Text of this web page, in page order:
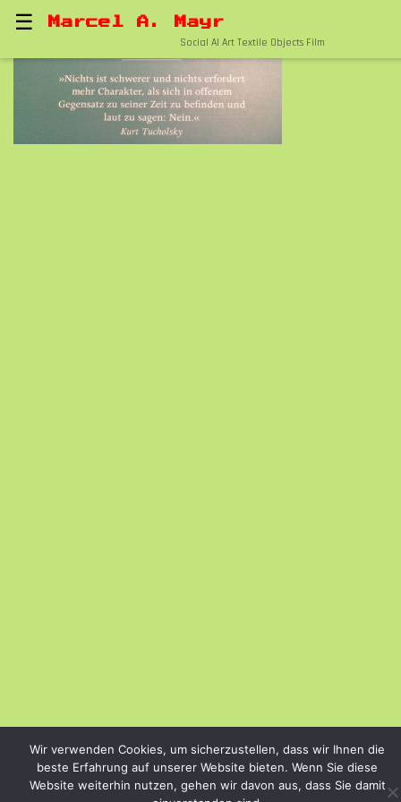
☰ Marcel A. Mayr
Social AI Art Textile Objects Film
Wir verwenden Cookies, um sicherzustellen, dass wir Ihnen die
beste Erfahrung auf unserer Website bieten. Wenn Sie diese
Website weiterhin nutzen, gehen wir davon aus, dass Sie damit